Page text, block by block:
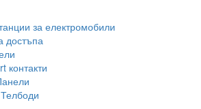
за електромобили
достъпа
контакти